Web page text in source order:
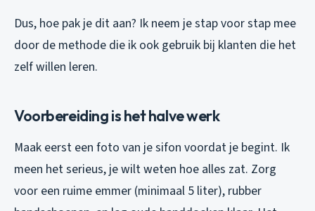
Dus, hoe pak je dit aan? Ik neem je stap voor stap mee
door de methode die ik ook gebruik bij klanten die het
zelf willen leren.
Voorbereiding is het halve werk
Maak eerst een foto van je sifon voordat je begint. Ik
meen het serieus, je wilt weten hoe alles zat. Zorg
voor een ruime emmer (minimaal 5 liter), rubber